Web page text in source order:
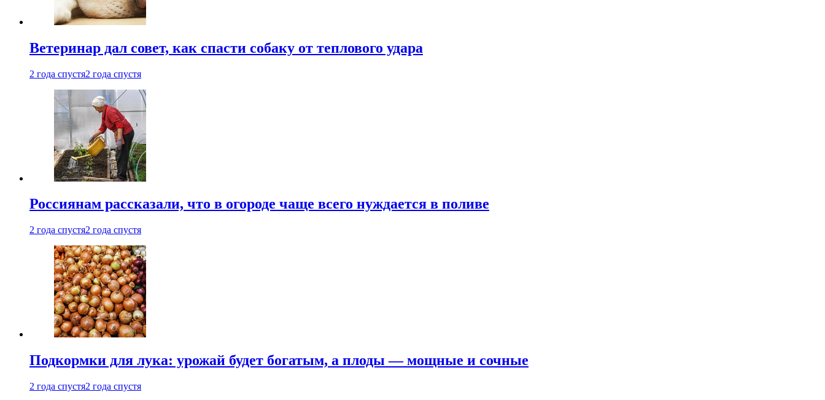
Ветеринар дал совет, как спасти собаку от теплового удара
2 года спустя2 года спустя
Россиянам рассказали, что в огороде чаще всего нуждается в поливе
2 года спустя2 года спустя
Подкормки для лука: урожай будет богатым, а плоды — мощные и сочные
2 года спустя2 года спустя